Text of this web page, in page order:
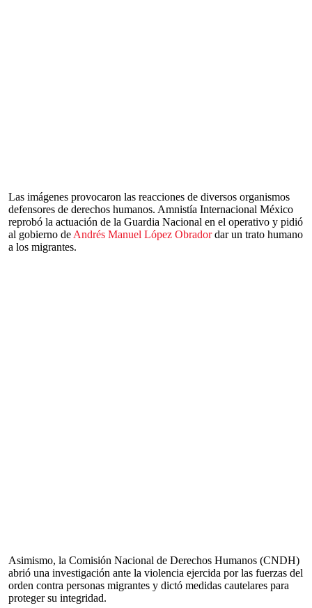
Las imágenes provocaron las reacciones de diversos organismos
defensores de derechos humanos. Amnistía Internacional México
reprobó la actuación de la Guardia Nacional en el operativo y pidió
al gobierno de Andrés Manuel López Obradordar un trato humano
a los migrantes.
Asimismo, la Comisión Nacional de Derechos Humanos (CNDH)
abrió una investigación ante la violencia ejercida por las fuerzas del
orden contra personas migrantes y dictó medidas cautelares para
proteger su integridad.